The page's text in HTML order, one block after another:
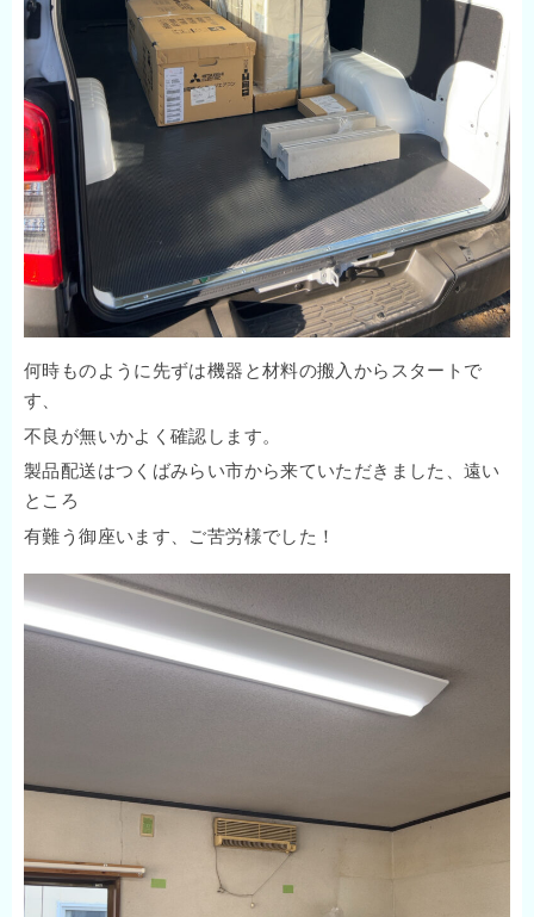
何時ものように先ずは機器と材料の搬入からスタートで
す、
不良が無いかよく確認します。
製品配送はつくばみらい市から来ていただきました、遠い
ところ
有難う御座います、ご苦労様でした！